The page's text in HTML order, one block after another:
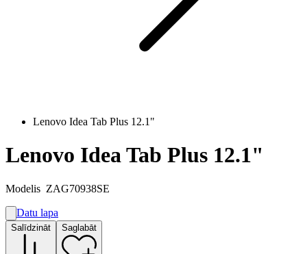
Lenovo Idea Tab Plus 12.1"
Lenovo Idea Tab Plus 12.1"
Modelis ZAG70938SE
A
F
Datu lapa
Salīdzināt Saglabāt